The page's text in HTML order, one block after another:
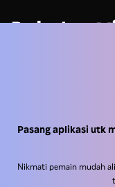
Pasang aplikasi utk
Nikmati pemain mudah
Pusat Bantuan